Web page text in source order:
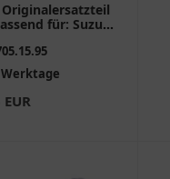
für: Suzuki
Werktage